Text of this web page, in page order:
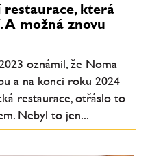
restaurace, která
A možná znovu
oznámil, že Noma
a na konci roku 2024
restaurace, otřáslo to
Nebyl to jen...